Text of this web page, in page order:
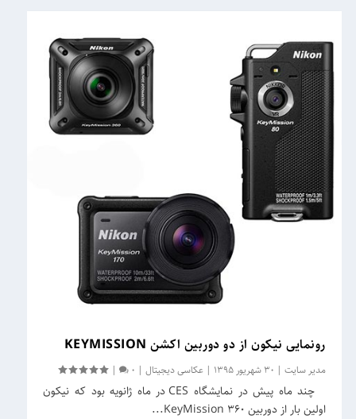
رونمایی نیکون از دو دوربین اکشن KEYMISSION
مدیر سایت | 30 شهریور 1395 |عکاسی دیجیتال |
0
|
چند ماه پیش در نمایشگاه CES در ماه ژانویه بود که نیکون
اولین بار از دوربین KeyMission ۳۶۰...